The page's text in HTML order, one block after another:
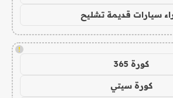
سيارات قديمة تشليح
!
كورة 365
كورة سيتي